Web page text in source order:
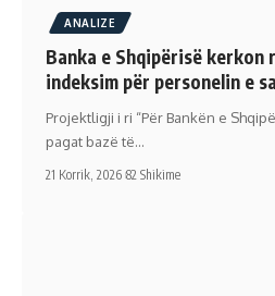
ANALIZE
Banka e Shqipërisë kerkon
indeksim për personelin e
Projektligji i ri “Për Bankën e
pagat bazë të…
21 Korrik, 2026 82 Shikime